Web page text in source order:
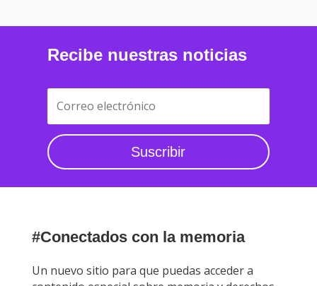
Recibe nuestras noticias
Suscribir
#Conectados con la memoria
Un nuevo sitio para que puedas acceder a